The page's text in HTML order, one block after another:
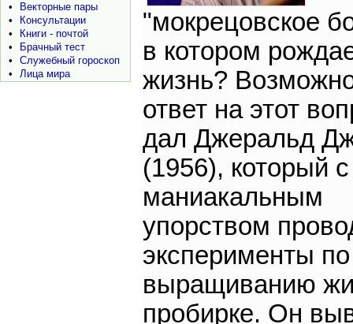
•
Векторные пары
•
Консультации
•
Книги - почтой
•
Брачный тест
•
Служебный гороскоп
•
Лица мира
"мокрецовское
в котором
жизнь?
ответ на этот
дал Джеральд
(1956), который с
маниакальным
упорством
эксперименты по
выращиванию
пробирке. Он